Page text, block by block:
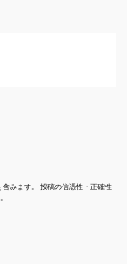
みます。 投稿の信憑性・正確性